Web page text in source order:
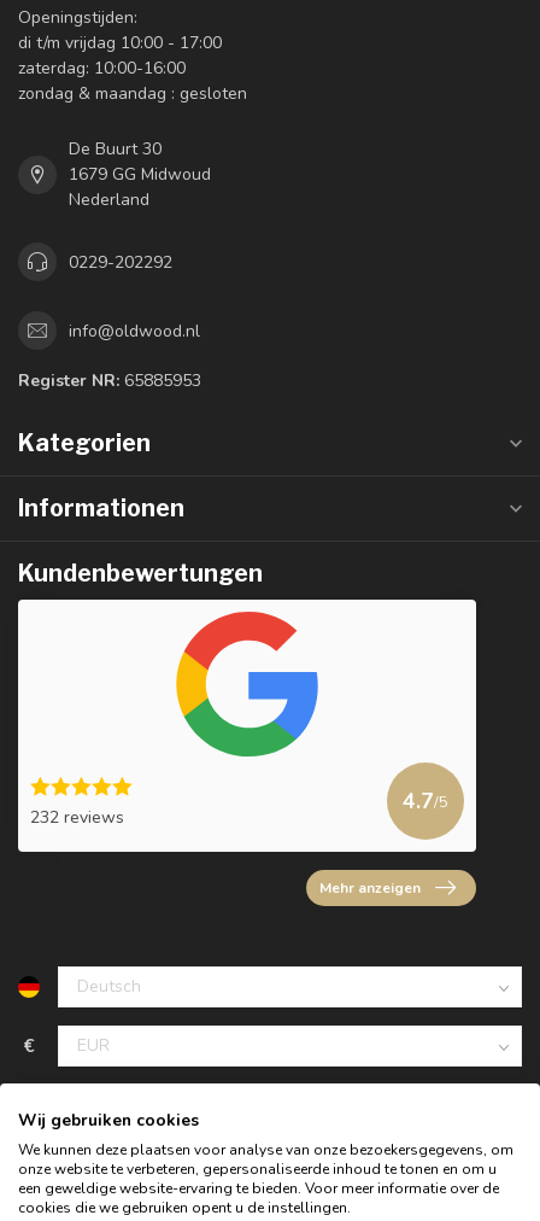
Openingstijden:
di t/m vrijdag 10:00 - 17:00
zaterdag: 10:00-16:00
zondag & maandag : gesloten
De Buurt 30
1679 GG Midwoud
Nederland
0229-202292
info@oldwood.nl
Register NR: 65885953
Kategorien
Informationen
Kundenbewertungen
232 reviews
4.7/5
Mehr anzeigen
€
Wij gebruiken cookies
We kunnen deze plaatsen voor analyse van onze bezoekersgegevens, om
onze website te verbeteren, gepersonaliseerde inhoud te tonen en om u
een geweldige website-ervaring te bieden. Voor meer informatie over de
cookies die we gebruiken opent u de instellingen.